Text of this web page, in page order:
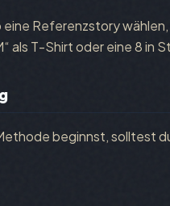
Referenzstory
als T-Shirt oder eine 8 in
beginnst, solltest